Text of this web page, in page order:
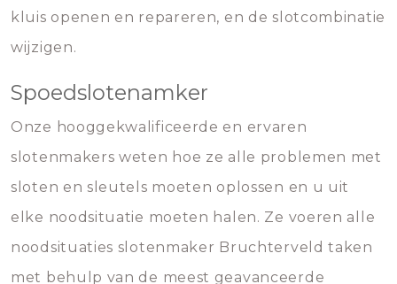
kluis openen en repareren, en de slotcombinatie
wijzigen.
Spoedslotenamker
Onze hooggekwalificeerde en ervaren
slotenmakers weten hoe ze alle problemen met
sloten en sleutels moeten oplossen en u uit
elke noodsituatie moeten halen. Ze voeren alle
noodsituaties slotenmaker Bruchterveld taken
met behulp van de meest geavanceerde